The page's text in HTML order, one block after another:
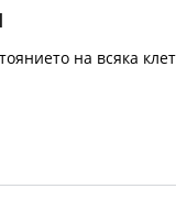
на всяка